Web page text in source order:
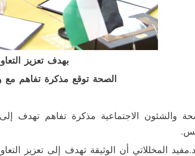
بهدف تعزيز
الصحة توقع مذكرة تفاهم مع
والشئون الاجتماعية مذكرة تفاهم تهدف
المخللاتي أن الوثيقة تهدف إلى تعزيز